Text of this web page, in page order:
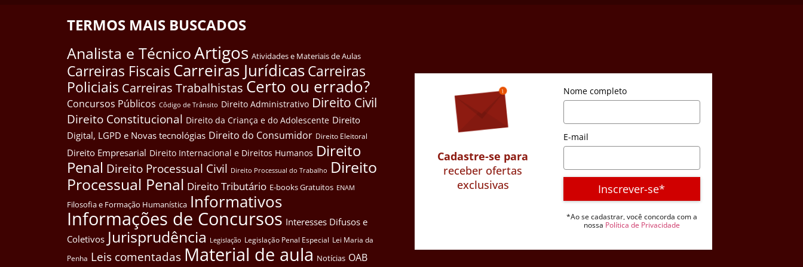
TERMOS MAIS BUSCADOS
Analista e TécnicoArtigos Atividades e Materiais de Aulas
Carreiras Fiscais Carreiras JurídicasCarreiras
Policiais Carreiras Trabalhistas Certo ou errado?
Concursos Públicos Côdigo de Trânsito Direito Administrativo Direito Civil
Direito Constitucional Direito da Criança e do Adolescente Direito
Digital, LGPD e Novas tecnológias Direito do Consumidor Direito Eleitoral
Direito Empresarial Direito Internacional e Direitos Humanos Direito
Penal Direito Processual Civil Direito Processual do Trabalho Direito
Processual Penal Direito Tributário E-books Gratuitos ENAM
Filosofia e Formação Humanística Informativos
Informações de Concursos Interesses Difusos e
Coletivos Jurisprudência Legislação Legislação Penal Especial Lei Maria da
Penha Leis comentadas Material de aula Notícias OAB
Cadastre-se para
receber ofertas
exclusivas
Nome completo
E-mail
Inscrever-se*
*Ao se cadastrar, você concorda com a
nossa Política de Privacidade